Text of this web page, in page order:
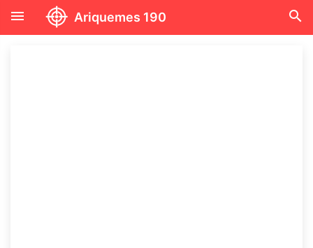
menu Ariquemes 190 search